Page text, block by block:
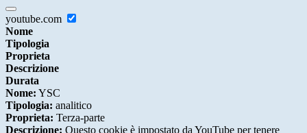
youtube.com
Nome
Tipologia
Proprieta
Descrizione
Durata
Nome: YSC
Tipologia: analitico
Proprieta: Terza-parte
Descrizione: Questo cookie è impostato da YouTube per tenere